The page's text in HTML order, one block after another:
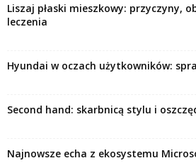
Liszaj płaski mieszkowy: przyczyny,
leczenia
Hyundai w oczach użytkowników:
Second hand: skarbnicą stylu i
Najnowsze echa z ekosystemu